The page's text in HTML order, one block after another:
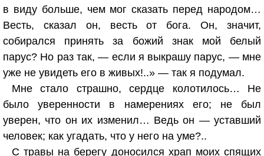
в виду больше, чем мог сказать перед народом…
Весть, сказал он, весть от бога. Он, значит,
собирался принять за божий знак мой белый
парус? Но раз так, — если я выкрашу парус, — мне
уже не увидеть его в живых!..» — так я подумал.
Мне стало страшно, сердце колотилось… Не
было уверенности в намерениях его; не был
уверен, что он их изменил… Ведь он — уставший
человек; как угадать, что у него на уме?..
С травы на берегу доносился храп моих спящих